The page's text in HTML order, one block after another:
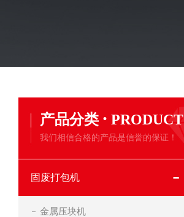
产品分类 · PRODUCT
我们相信合格的产品是信誉的保证！
固废打包机
金属压块机